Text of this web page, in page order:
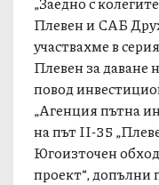
Плевен и САБ
участвахме в
Плевен за даване
повод
„Агенция пътна
на път II-35
Югоизточен
проект“, допълни